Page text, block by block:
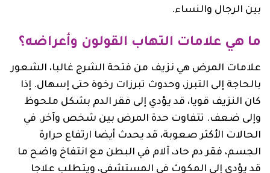
بين الرجال والنساء.
ما هي علامات التهاب القولون وأعراضه؟
علامات المرض هي نزيف من فتحة الشرج غالبا، الشعور
بالحاجة إلى التبرز، وحدوث تبرزات رخوة حتى إسهال. إذا
كان النزيف قويا، قد يؤدي إلى فقر الدم بشكل ملحوظ
وإلى ضعف. تتفاوت حدة المرض بين شخص وآخر. في
الحالات الأكثر صعوبة، قد يحدث أيضا ارتفاع حرارة
الجسم، فقر دم حاد، آلام في البطن مع انتفاخ واضح ما
قد يؤدي إلى المكوث في المستشفى، ويتطلب علاجا